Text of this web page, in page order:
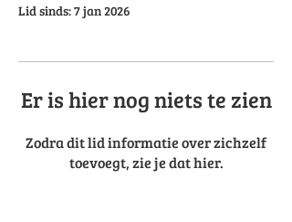
Lid sinds: 7 jan 2026
Er is hier nog niets te zien
Zodra dit lid informatie over zichzelf
toevoegt, zie je dat hier.